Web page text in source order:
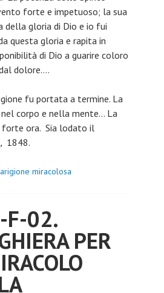
forte e impetuoso; la sua
della gloria di Dio e io fui
questa gloria e rapita in
di Dio a guarire coloro
dolore….
fu portata a termine. La
corpo e nella mente… La
forte ora. Sia lodato il
1848.
miracolosa
F-02.
PER